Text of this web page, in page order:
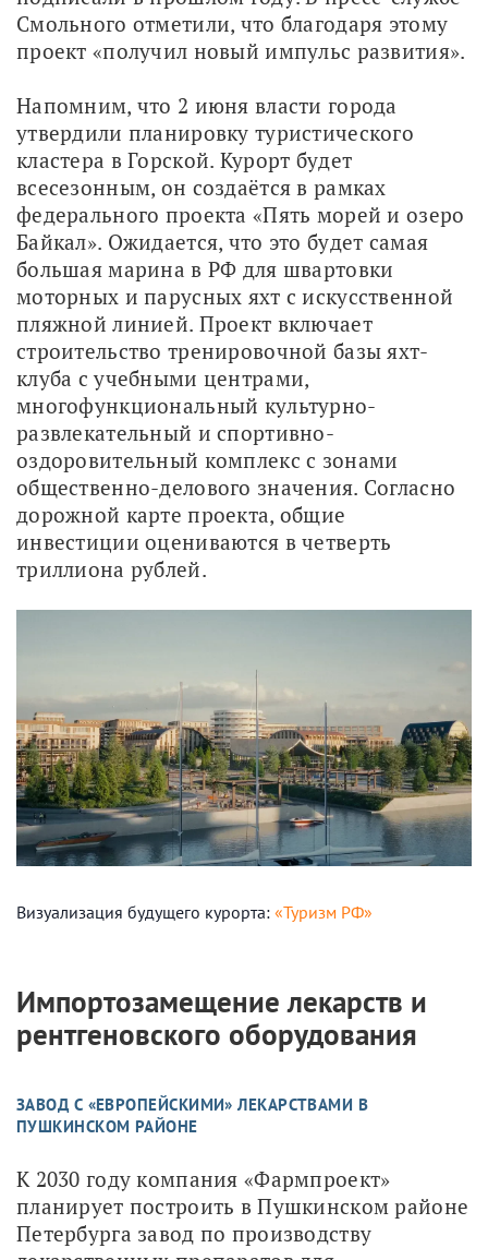
Смольного отметили, что благодаря этому
проект «получил новый импульс развития».
Напомним, что 2 июня власти города
утвердили планировку туристического
кластера в Горской. Курорт будет
всесезонным, он создаётся в рамках
федерального проекта «Пять морей и озеро
Байкал». Ожидается, что это будет самая
большая марина в РФ для швартовки
моторных и парусных яхт с искусственной
пляжной линией. Проект включает
строительство тренировочной базы яхт-
клуба с учебными центрами,
многофункциональный культурно-
развлекательный и спортивно-
оздоровительный комплекс с зонами
общественно-делового значения. Согласно
дорожной карте проекта, общие
инвестиции оцениваются в четверть
триллиона рублей.
Визуализация будущего курорта: «Туризм РФ»
Импортозамещение лекарств и
рентгеновского оборудования
ЗАВОД С «ЕВРОПЕЙСКИМИ» ЛЕКАРСТВАМИ В
ПУШКИНСКОМ РАЙОНЕ
К 2030 году компания «Фармпроект»
планирует построить в Пушкинском районе
Петербурга завод по производству